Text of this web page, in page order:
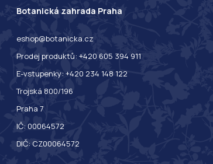
Botanická zahrada Praha
eshop@botanicka.cz
Prodej produktů: +420 605 394 911
E-vstupenky: +420 234 148 122
Trojská 800/196
Praha 7
IČ: 00064572
DIČ: CZ00064572